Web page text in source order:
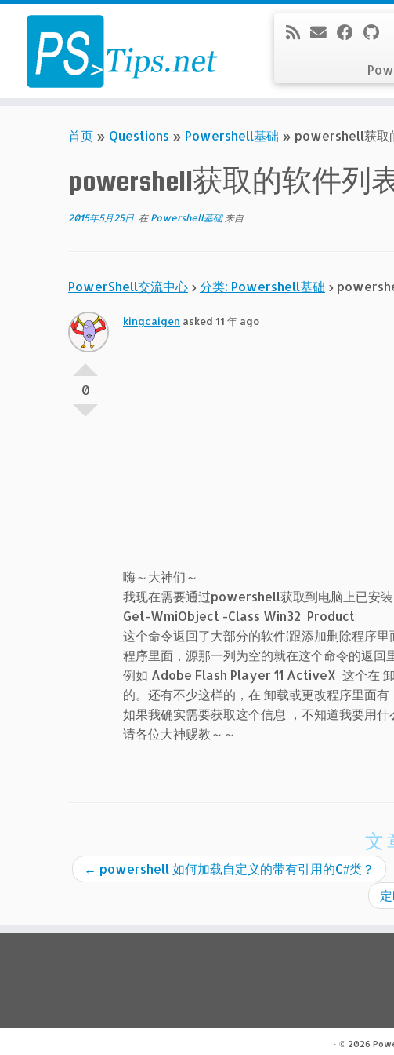
Skip
content
首页 » Questions » Powershell基础 » powershell获取
powershell获取的软件
2015年5月25日 在 Powershell基础 来自
PowerShell交流中心 › 分类: Powershell基础 ›
0
kingcaigen asked 11 年 ago
嗨～大神们～
我现在需要通过powershell获取到电脑上已安
Get-WmiObject -Class Win32_Product
这个命令返回了大部分的软件(跟添加删除程序
程序里面，源那一列为空的就在这个命令的返回
例如 Adobe Flash Player 11 ActiveX 这个在
的。还有不少这样的，在 卸载或更改程序里面有
如果我确实需要获取这个信息 ，不知道我要用什
请各位大神赐教～～
文
← powershell 如何加载自定义的带有引用的C#类？
· © 2026